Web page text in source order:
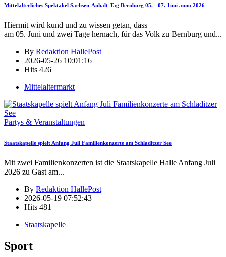
Mittelalterliches Spektakel Sachsen-Anhalt-Tag Bernburg 05. - 07. Juni anno 2026
Hiermit wird kund und zu wissen getan, dass
am 05. Juni und zwei Tage hernach, für das Volk zu Bernburg und...
By Redaktion HallePost
2026-05-26 10:01:16
Hits 426
Mittelaltermarkt
Partys & Veranstaltungen
Staatskapelle spielt Anfang Juli Familienkonzerte am Schladitzer See
Mit zwei Familienkonzerten ist die Staatskapelle Halle Anfang Juli
2026 zu Gast am...
By Redaktion HallePost
2026-05-19 07:52:43
Hits 481
Staatskapelle
Sport